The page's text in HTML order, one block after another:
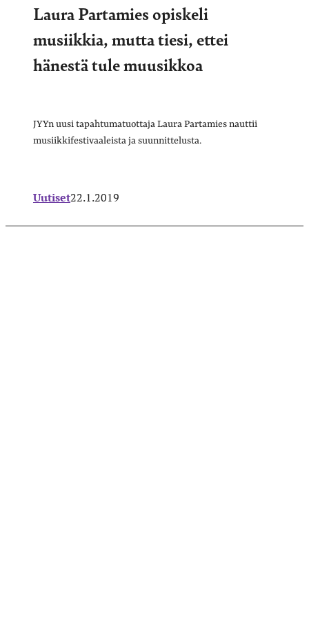
Laura Partamies opiskeli
musiikkia, mutta tiesi, ettei
hänestä tule muusikkoa
JYYn uusi tapahtumatuottaja Laura Partamies nauttii
musiikkifestivaaleista ja suunnittelusta.
Uutiset22.1.2019